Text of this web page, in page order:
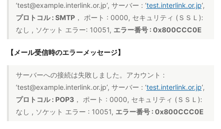
‘test@example.interlink.or.jp’, サーバー : ‘test.interlink.or.jp’,
プロトコル : SMTP， ポート : 0000, セキュリティ (ＳＳＬ):
なし , ソケット エラー: 10051, エラー番号 : 0x800CCC0E
【メール受信時のエラーメッセージ】
サーバーへの接続は失敗しました。アカウント :
‘test@example.interlink.or.jp’, サーバー : ‘test.interlink.or.jp’,
プロトコル : POP3， ポート : 0000, セキュリティ (ＳＳＬ):
なし , ソケット エラー : 10051, エラー番号 : 0x800CCC0E